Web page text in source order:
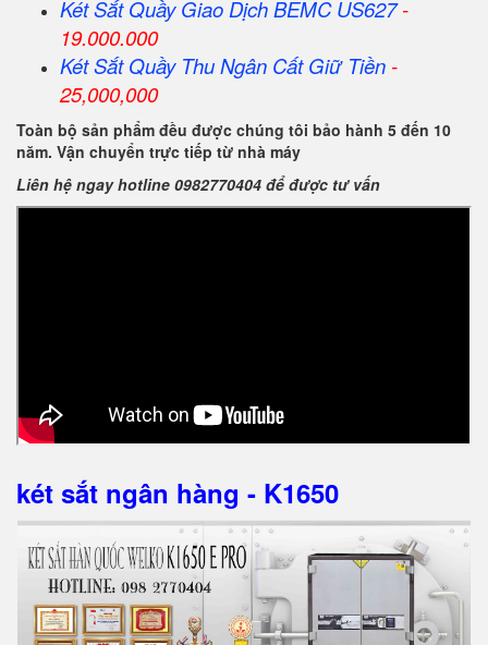
Két Sắt Quầy Giao Dịch BEMC US627-
19.000.000
Két Sắt Quầy Thu Ngân Cất Giữ Tiền -
25,000,000
Toàn bộ sản phẩm đều được chúng tôi bảo hành 5 đến 10
năm. Vận chuyển trực tiếp từ nhà máy
Liên hệ ngay hotline 0982770404 để được tư vấn
két sắt ngân hàng - K1650